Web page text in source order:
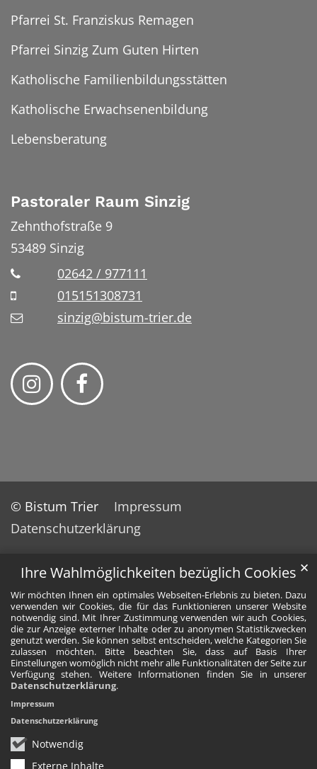
Ihre Wahlmöglichkeiten bezüglich Cookies
Wir möchten Ihnen ein optimales Webseiten-Erlebnis zu bieten. Dazu
verwenden wir Cookies, die für das Funktionieren unserer Website
notwendig sind. Mit Ihrer Zustimmung verwenden wir auch Cookies,
die zur Anzeige externer Inhalte oder zu anonymen Statistikzwecken
genutzt werden. Sie können selbst entscheiden, welche Kategorien Sie
zulassen möchten. Bitte beachten Sie, dass auf Basis Ihrer
Einstellungen womöglich nicht mehr alle Funktionalitäten der Seite zur
Verfügung stehen. Weitere Informationen finden Sie in unserer
Datenschutzerklärung.
Notwendig
Externe Inhalte
✕
Impressum
Datenschutzerklärung
Pfarrei St. Franziskus Remagen
Pfarrei Sinzig Zum Guten Hirten
Katholische Familienbildungsstätten
Katholische Erwachsenenbildung
Lebensberatung
Pastoraler Raum Sinzig
Zehnthofstraße 9
53489 Sinzig
02642 / 977111
015151308731
sinzig@bistum-trier.de
© Bistum Trier
Impressum
Datenschutzerklärung